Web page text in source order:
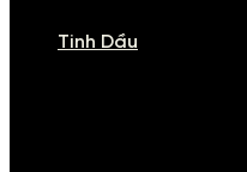
Tinh Dầu